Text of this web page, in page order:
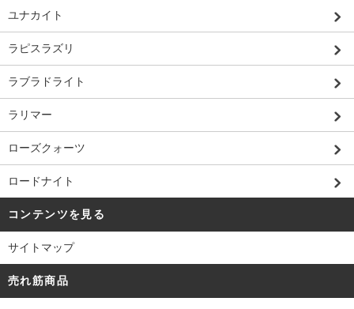
ユナカイト
ラピスラズリ
ラブラドライト
ラリマー
ローズクォーツ
ロードナイト
コンテンツを見る
サイトマップ
売れ筋商品